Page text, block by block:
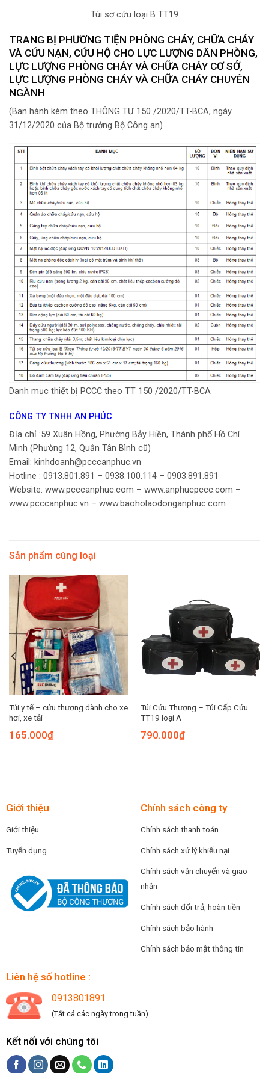
Túi sơ cứu loại B TT19
TRANG BỊ PHƯƠNG TIỆN PHÒNG CHÁY, CHỮA CHÁY
VÀ CỨU NẠN, CỨU HỘ CHO LỰC LƯỢNG DÂN PHÒNG,
LỰC LƯỢNG PHÒNG CHÁY VÀ CHỮA CHÁY CƠ SỞ,
LỰC LƯỢNG PHÒNG CHÁY VÀ CHỮA CHÁY CHUYÊN
NGÀNH
(Ban hành kèm theo THÔNG TƯ 150 /2020/TT-BCA, ngày
31/12/2020 của Bộ trưởng Bộ Công an)
Danh mục thiết bị PCCC theo TT 150 /2020/TT-BCA
CÔNG TY TNHH AN PHÚC
Địa chỉ :59 Xuân Hồng, Phường Bảy Hiền, Thành phố Hồ Chí
Minh (Phường 12, Quận Tân Bình cũ)
Email: kinhdoanh@pcccanphuc.vn
Hotline : 0913.801.891 – 0938.100.114 – 0903.891.891
Website: www.pcccanphuc.com – www.anphucpccc.com –
www.pcccanphuc.vn – www.baoholaodonganphuc.com
Sản phẩm cùng loại
Túi y tế – cứu thương dành cho xe
hơi, xe tải
165.000₫
Túi Cứu Thương – Túi Cấp Cứu
TT19 loại A
790.000₫
Giới thiệu
Giới thiệu
Tuyển dụng
Chính sách công ty
Chính sách thanh toán
Chính sách xử lý khiếu nại
Chính sách vận chuyển và giao
nhận
Chính sách đổi trả, hoàn tiền
Chính sách bảo hành
Chính sách bảo mật thông tin
Liên hệ số hotline :
0913801891
(Tất cả các ngày trong tuần)
Kết nối với chúng tôi